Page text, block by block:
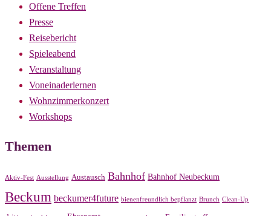
Offene Treffen
Presse
Reisebericht
Spieleabend
Veranstaltung
Voneinaderlernen
Wohnzimmerkonzert
Workshops
Themen
Aktiv-Fest Ausstellung Austausch Bahnhof Bahnhof Neubeckum
Beckum beckumer4future bienenfreundlich bepflanzt Brunch Clean-Up